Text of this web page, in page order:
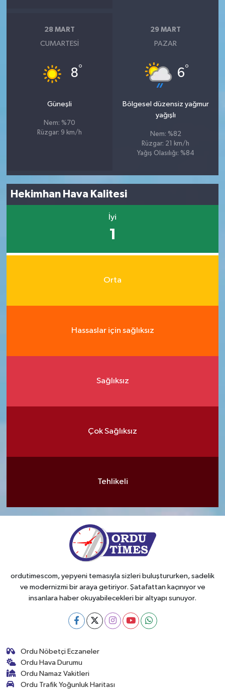
28 MART
CUMARTESI
8°
Güneşli
Nem: %70
Rüzgar: 9 km/h
29 MART
PAZAR
6°
Bölgesel düzensiz yağmur
yağışlı
Nem: %82
Rüzgar: 21 km/h
Yağış Olasılığı: %84
Hekimhan Hava Kalitesi
İyi
1
Orta
Hassaslar için sağlıksız
Sağlıksız
Çok Sağlıksız
Tehlikeli
ordutimescom, yepyeni temasıyla sizleri buluştururken, sadelik
ve modernizmi bir araya getiriyor. Şatafattan kaçınıyor ve
insanlara haber okuyabilecekleri bir altyapı sunuyor.
Ordu Nöbetçi Eczaneler
Ordu Hava Durumu
Ordu Namaz Vakitleri
Ordu Trafik Yoğunluk Haritası